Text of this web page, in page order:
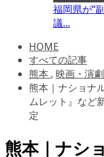
福岡県が“
議...
HOME
すべての記事
熊本 , 映画・演
熊本｜ナショナ
ムレット』など
定
熊本｜ナシ